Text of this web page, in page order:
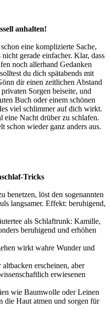
anhalten!
eine komplizierte Sache,
gerade einfacher. Klar, dass
noch allerhand Gedanken
du dich spätabends mit
dir einen zeitlichen Abstand
Sorgen beiseite, und
Buch oder einem schönen
viel schlimmer auf dich wirkt.
eine Nacht drüber zu schlafen.
schon wieder ganz anders aus.
Tricks
benetzen, löst den sogenannten
langsamer. Effekt: beruhigend,
als Schlaftrunk: Kamille,
beruhigend und erhöhen
wirkt wahre Wunder und
erscheinen, aber
erwiesenen
wie Baumwolle oder Leinen
die Haut atmen und sorgen für